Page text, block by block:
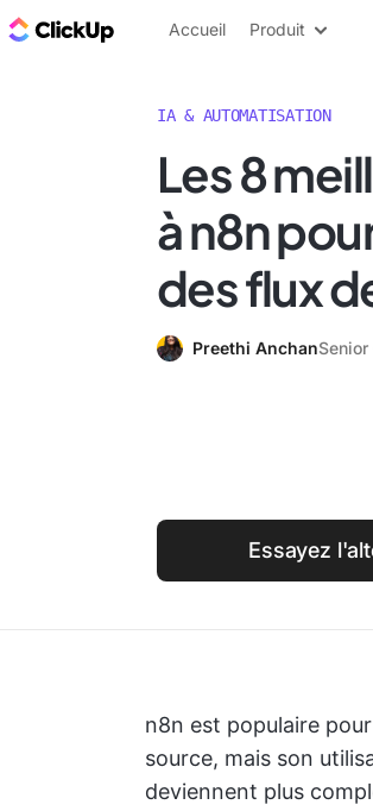
ClickUp Blog
Accueil Produit
IA & AUTOMATISATION
Les 8
à n8n
des flux
Preethi Anchan
Essayez
n8n est populaire
source, mais son
deviennent plus